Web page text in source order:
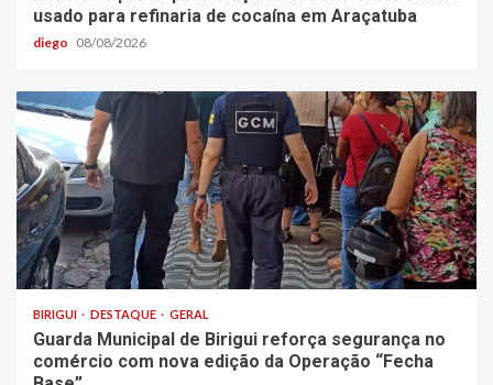
usado para refinaria de cocaína em Araçatuba
diego 08/08/2026
BIRIGUI DESTAQUE GERAL
Guarda Municipal de Birigui reforça segurança no
comércio com nova edição da Operação “Fecha